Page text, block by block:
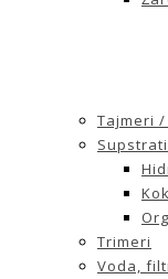
Tajmeri
Supstrati
Trimeri
Voda,